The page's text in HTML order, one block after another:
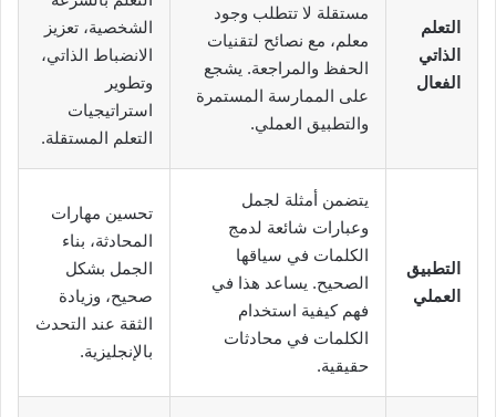
التعلم
الذاتي
الفعال
مستقلة لا تتطلب وجود
معلم، مع نصائح لتقنيات
الحفظ والمراجعة. يشجع
على الممارسة المستمرة
والتطبيق العملي.
الشخصية، تعزيز
الانضباط الذاتي،
وتطوير
استراتيجيات
التعلم المستقلة.
التطبيق
العملي
يتضمن أمثلة لجمل
وعبارات شائعة لدمج
الكلمات في سياقها
الصحيح. يساعد هذا في
فهم كيفية استخدام
الكلمات في محادثات
حقيقية.
تحسين مهارات
المحادثة، بناء
الجمل بشكل
صحيح، وزيادة
الثقة عند التحدث
بالإنجليزية.